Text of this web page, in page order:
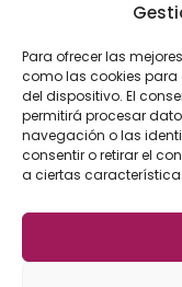
Para ofrecer las
como las cookies
del dispositivo. El
permitirá procesar
navegación o las
consentir o retirar el
a ciertas
©2026La Isla de